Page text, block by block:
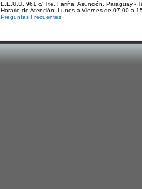
E.E.U.U. 961 c/ Tte. Fariña. Asunción, Paraguay -
Horario de Atención: Lunes a Viernes de 07:00 a
Preguntas Frecuentes